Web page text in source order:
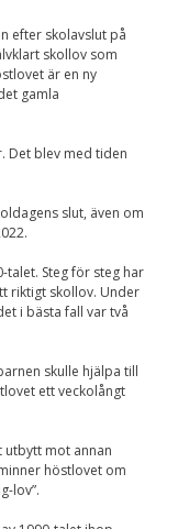
efter skolavslut på
skollov som
är en ny
gamla
Det blev med tiden
slut, även om
Steg för steg har
riktigt skollov. Under
i bästa fall var två
skulle hjälpa till
ett veckolångt
utbytt mot annan
höstlovet om
lov”.
välja
över
på